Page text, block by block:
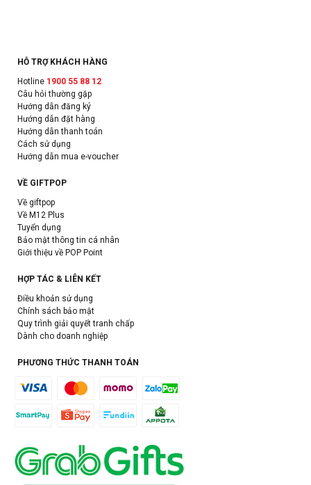
HỖ TRỢ KHÁCH HÀNG
Hotline 1900 55 88 12
Câu hỏi thường gặp
Hướng dẫn đăng ký
Hướng dẫn đặt hàng
Hướng dẫn thanh toán
Cách sử dụng
Hướng dẫn mua e-voucher
VỀ GIFTPOP
Về giftpop
Về M12 Plus
Tuyển dụng
Bảo mật thông tin cá nhân
Giới thiệu về POP Point
HỢP TÁC & LIÊN KẾT
Điều khoản sử dụng
Chính sách bảo mật
Quy trình giải quyết tranh chấp
Dành cho doanh nghiệp
PHƯƠNG THỨC THANH TOÁN